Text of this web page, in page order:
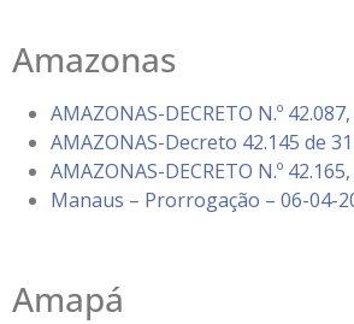
Amazonas
AMAZONAS-DECRETO N.º
AMAZONAS-Decreto 42.145 de
AMAZONAS-DECRETO N.º
Manaus – Prorrogação – 06-04-
Amapá